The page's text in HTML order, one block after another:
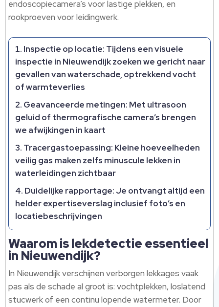
endoscopiecamera’s voor lastige plekken, en
rookproeven voor leidingwerk.​
Inspectie op locatie: Tijdens een visuele
inspectie in Nieuwendijk zoeken we gericht naar
gevallen van waterschade, optrekkend vocht
of warmteverlies
Geavanceerde metingen: Met ultrasoon
geluid of thermografische camera’s brengen
we afwijkingen in kaart
Tracergastoepassing: Kleine hoeveelheden
veilig gas maken zelfs minuscule lekken in
waterleidingen zichtbaar
Duidelijke rapportage: Je ontvangt altijd een
helder expertiseverslag inclusief foto’s en
locatiebeschrijvingen
Waarom is lekdetectie essentieel
in Nieuwendijk?
In Nieuwendijk verschijnen verborgen lekkages vaak
pas als de schade al groot is: vochtplekken, loslatend
stucwerk of een continu lopende watermeter.​ Door